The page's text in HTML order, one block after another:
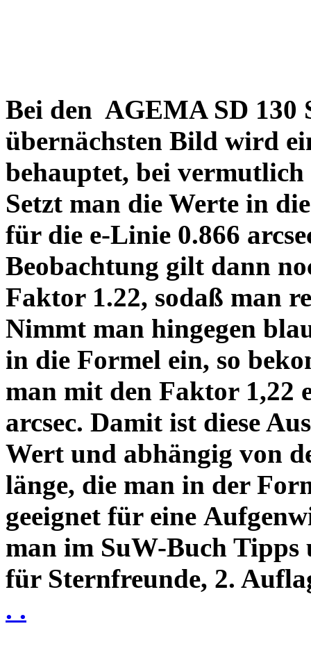
Bei den AGEMA SD 130
übernächsten Bild wird
behauptet, bei vermutlich
Setzt man die Werte in
für die e-Linie 0.866
Beobachtung gilt dann
Faktor 1.22, sodaß man
Nimmt man hingegen
in die Formel ein, so
man mit den Faktor 1,22
arcsec. Damit ist diese
Wert und abhängig von
länge, die man in der
geeignet für eine
man im SuW-Buch Tipps
für Sternfreunde, 2.
. .